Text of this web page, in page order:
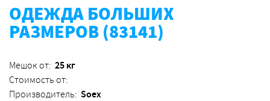
ОДЕЖДА БОЛЬШИХ
РАЗМЕРОВ (83141)
Мешок от: 25 кг
Стоимость от:
Производитель: Soex